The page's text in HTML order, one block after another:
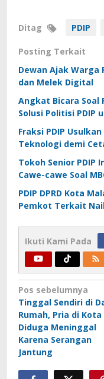
Ditag PDIP
Posting Terkait
Dewan Ajak Warga
dan Melek Digital
Angkat Bicara Soal
Solusi Politisi PDIP
Fraksi PDIP
Teknologi demi
Tokoh Senior PDIP
Cawe-cawe Soal
PDIP DPRD Kota
Pemkot Terkait
Ikuti Kami Pada
Navigasi
pos
Pos sebelumnya
Tinggal Sendiri di
Rumah, Pria di
Diduga Meninggal
Karena Serangan
Jantung